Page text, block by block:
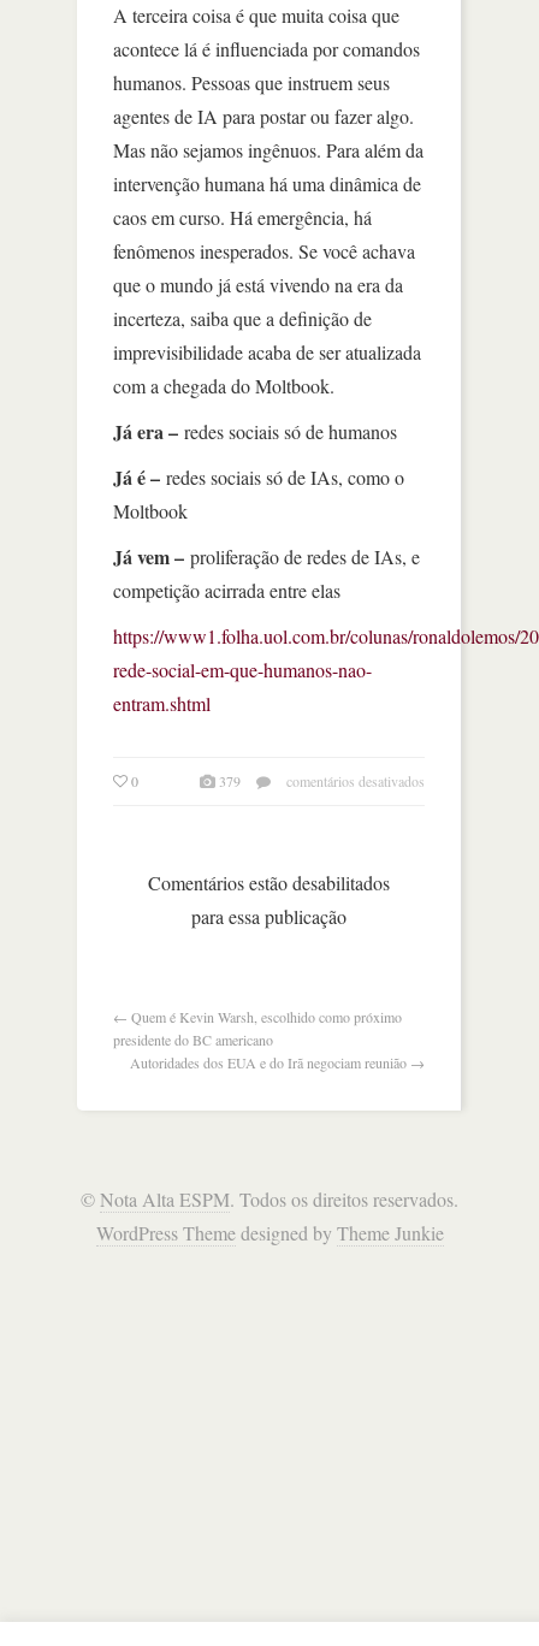
A terceira coisa é que muita coisa que
acontece lá é influenciada por comandos
humanos. Pessoas que instruem seus
agentes de IA para postar ou fazer algo.
Mas não sejamos ingênuos. Para além da
intervenção humana há uma dinâmica de
caos em curso. Há emergência, há
fenômenos inesperados. Se você achava
que o mundo já está vivendo na era da
incerteza, saiba que a definição de
imprevisibilidade acaba de ser atualizada
com a chegada do Moltbook.
Já era – redes sociais só de humanos
Já é – redes sociais só de IAs, como o
Moltbook
Já vem – proliferação de redes de IAs, e
competição acirrada entre elas
https://www1.folha.uol.com.br/colunas/ronaldolemos/
rede-social-em-que-humanos-nao-
entram.shtml
0 379 comentários desativados
Comentários estão desabilitados
para essa publicação
← Quem é Kevin Warsh, escolhido como próximo
presidente do BC americano
Autoridades dos EUA e do Irã negociam reunião →
©Nota Alta ESPM. Todos os direitos reservados.
WordPress Themedesigned by Theme Junkie